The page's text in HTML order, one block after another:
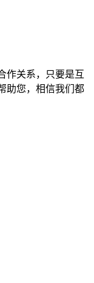
作关系，只要是互
助您，相信我们都